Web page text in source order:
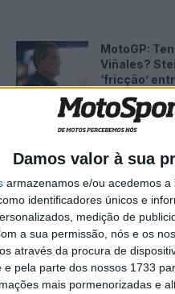
Damos valor à sua
armazenamos e/ou acedemos
identificadores únicos e
medição de
a sua permissão, nós e os
através da procura de
pela parte dos nossos 1733
mais pormenorizadas e
MotoGP:
Viñales?
‘fricção’
7 AGOSTO,